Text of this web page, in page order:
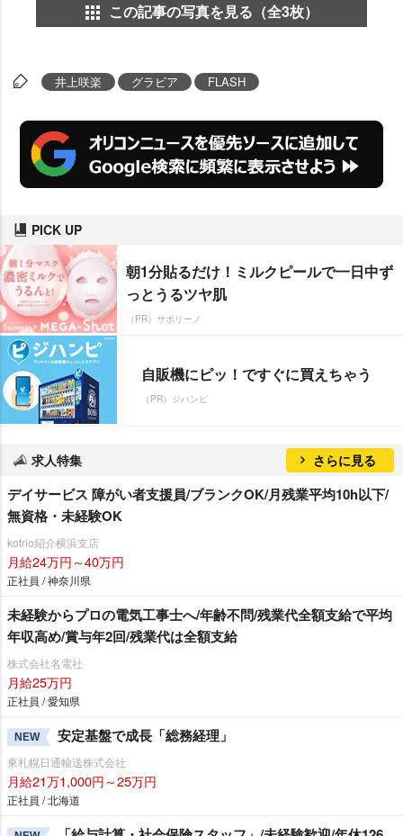
この記事の写真を見る（全3枚）
井上咲楽 グラビア FLASH
PICK UP
朝1分貼るだけ！ミルクピールで一日中ず
っとうるツヤ肌
（PR）サボリーノ
自販機にピッ！ですぐに買えちゃう
（PR）ジハンピ
求人特集 さらに見る
デイサービス 障がい者支援員/ブランクOK/月残業平均10h以下/
無資格・未経験OK
kotrio紹介横浜支店
月給24万円～40万円
正社員 / 神奈川県
未経験からプロの電気工事士へ/年齢不問/残業代全額支給で平均
年収高め/賞与年2回/残業代は全額支給
株式会社名電社
月給25万円
正社員 / 愛知県
NEW 安定基盤で成長「総務経理」
東札幌日通輸送株式会社
月給21万1,000円～25万円
正社員 / 北海道